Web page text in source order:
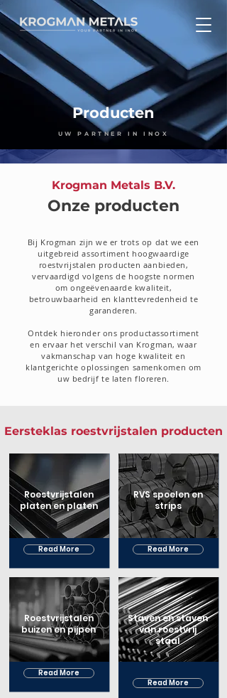
Producten
UW PARTNER IN INOX
Krogman Metals B.V.
Onze producten
Bij Krogman zijn we er trots op dat we een
uitgebreid assortiment hoogwaardige
roestvrijstalen producten aanbieden,
vervaardigd volgens de hoogste normen
om ongeëvenaarde kwaliteit,
betrouwbaarheid en klanttevredenheid te
garanderen.
Ontdek hieronder ons productassortiment
en ervaar het verschil van Krogman, waar
vakmanschap van hoge kwaliteit en
klantgerichte oplossingen samenkomen om
uw bedrijf te laten floreren.
Eersteklas roestvrijstalen producten
Roestvrijstalen
platen en platen
Read More
Roestvrijstalen
buizen en pijpen
Read More
RVS spoelen en
strips
Read More
Staven en staven
van roestvrij
staal
Read More